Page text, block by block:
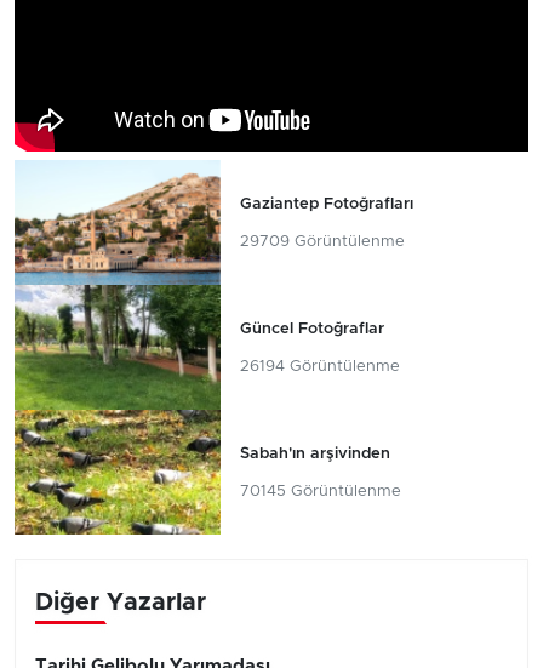
Gaziantep Fotoğrafları
29709 Görüntülenme
Güncel Fotoğraflar
26194 Görüntülenme
Sabah'ın arşivinden
70145 Görüntülenme
Diğer Yazarlar